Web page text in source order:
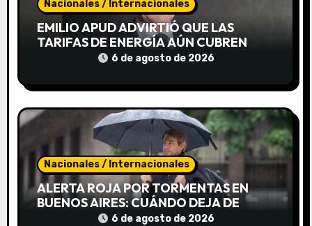
a
d
s
Nacionales / Internacionales
EMILIO APUD ADVIRTIÓ QUE LAS
TARIFAS DE ENERGÍA AÚN CUBREN
SOLO EL 55% DEL COSTO Y ALERTÓ
6 de agosto de 2026
Nacionales / Internacionales
ALERTA ROJA POR TORMENTAS EN
BUENOS AIRES: CUÁNDO DEJA DE
6 de agosto de 2026